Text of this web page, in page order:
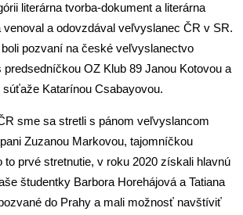
literárna tvorba-dokument a literárna
a odovzdával veľvyslanec ČR v SR.
pozvaní na české veľvyslanectvo
OZ Klub 89 Janou Kotovou a
súťaže Katarínou Csabayovou.
sme sa stretli s pánom veľvyslancom
Zuzanou Markovou, tajomníčkou
to prvé stretnutie, v roku 2020 získali hlavnú
študentky Barbora Horehájová a Tatiana
do Prahy a mali možnosť navštíviť